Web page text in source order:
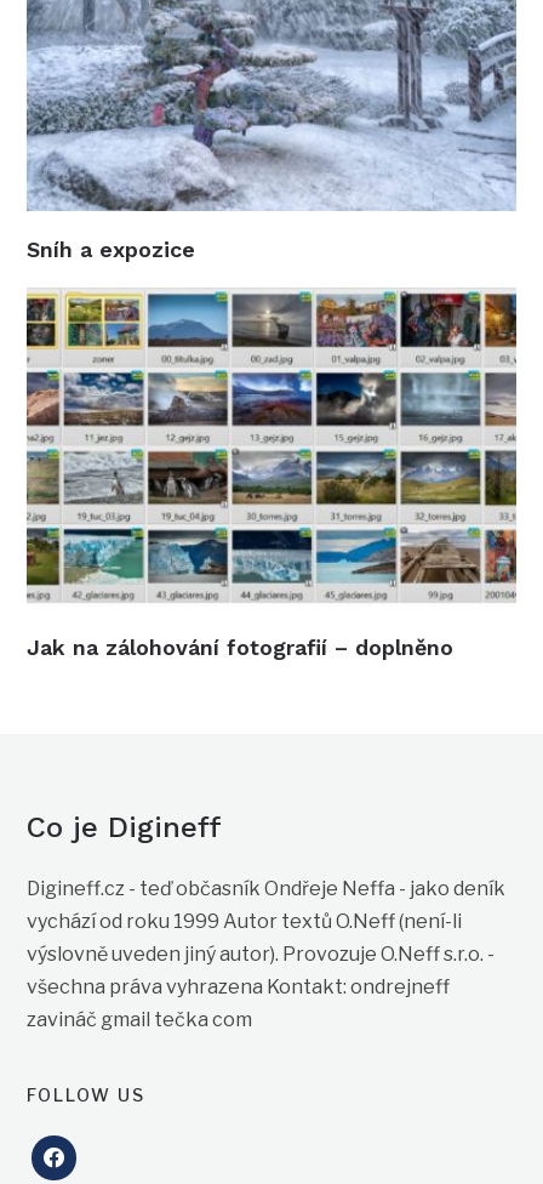
Sníh a expozice
Jak na zálohování fotografií – doplněno
Co je Digineff
Digineff.cz - teď občasník Ondřeje Neffa - jako deník
vychází od roku 1999 Autor textů O.Neff (není-li
výslovně uveden jiný autor). Provozuje O.Neff s.r.o. -
všechna práva vyhrazena Kontakt: ondrejneff
zavináč gmail tečka com
FOLLOW US
facebook